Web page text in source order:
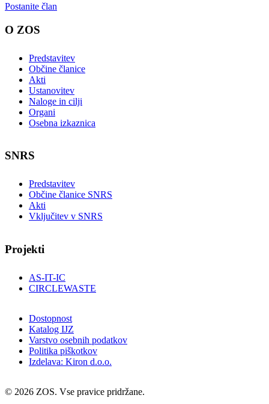
Postanite član
O ZOS
Predstavitev
Občine članice
Akti
Ustanovitev
Naloge in cilji
Organi
Osebna izkaznica
SNRS
Predstavitev
Občine članice SNRS
Akti
Vključitev v SNRS
Projekti
AS-IT-IC
CIRCLEWASTE
© 2026 ZOS. Vse pravice pridržane.
Dostopnost
Katalog IJZ
Varstvo osebnih podatkov
Politika piškotkov
Izdelava: Kiron d.o.o.